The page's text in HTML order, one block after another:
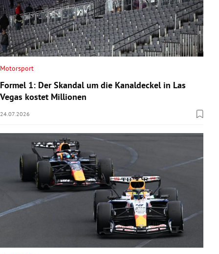
Motorsport
Formel 1: Der Skandal um die Kanaldeckel in Las
Vegas kostet Millionen
24.07.2026